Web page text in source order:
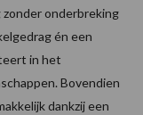
onderbreking
én een
in het
Bovendien
dankzij een